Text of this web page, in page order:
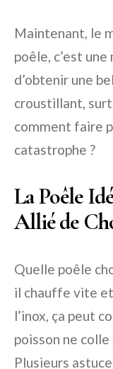
Maintenant, le
poêle, c’est
d’obtenir une
croustillant,
comment faire
catastrophe ?
La Poêle
Allié de
Quelle poêle
il chauffe vite
l’inox, ça peut
poisson ne colle
Plusieurs